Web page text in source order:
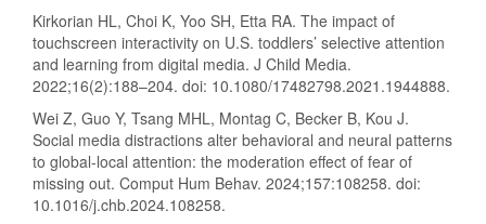
Kirkorian HL, Choi K, Yoo SH, Etta RA. The impact of
touchscreen interactivity on U.S. toddlers’ selective attention
and learning from digital media. J Child Media.
2022;16(2):188–204. doi: 10.1080/17482798.2021.1944888.
Wei Z, Guo Y, Tsang MHL, Montag C, Becker B, Kou J.
Social media distractions alter behavioral and neural patterns
to global-local attention: the moderation effect of fear of
missing out. Comput Hum Behav. 2024;157:108258. doi:
10.1016/j.chb.2024.108258.